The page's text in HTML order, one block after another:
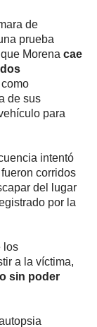
de
prueba
Morena cae
de sus
para
intentó
corridos
del lugar
por la
los
a la víctima,
sin poder